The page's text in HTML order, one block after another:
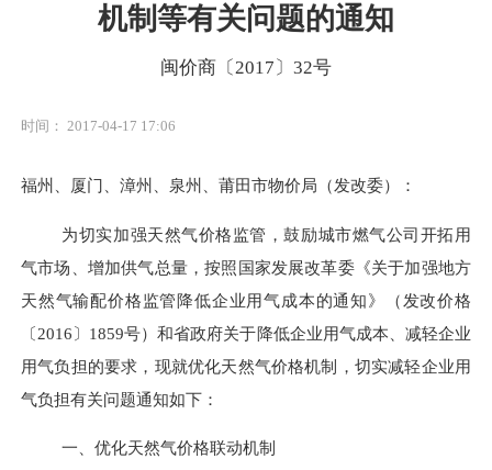
机制等有关问题的通知
闽价商〔2017〕32号
时间： 2017-04-17 17:06
福州、厦门、漳州、泉州、莆田市物价局（发改委）：
为切实加强天然气价格监管，鼓励城市燃气公司开拓用
气市场、增加供气总量，按照国家发展改革委《关于加强地方
天然气输配价格监管降低企业用气成本的通知》（发改价格
〔2016〕1859号）和省政府关于降低企业用气成本、减轻企业
用气负担的要求，现就优化天然气价格机制，切实减轻企业用
气负担有关问题通知如下：
一、优化天然气价格联动机制